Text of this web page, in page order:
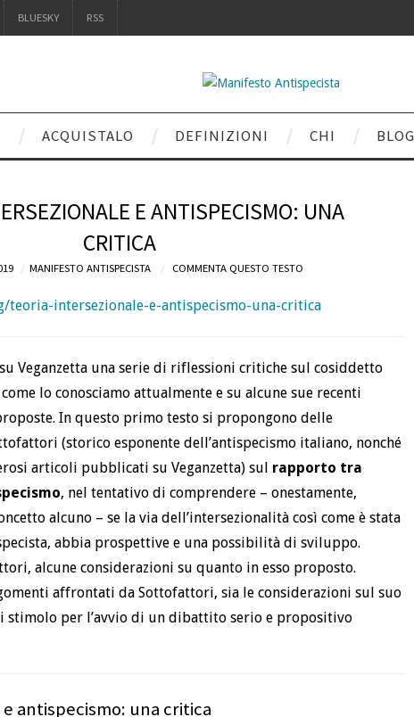
BLUESKY RSS
ACQUISTALO DEFINIZIONI CHI BLOG
E ANTISPECISMO: UNA
CRITICA
MANIFESTO ANTISPECISTA COMMENTA QUESTO TESTO
teoria-intersezionale-e-antispecismo-una-critica
Veganzetta una serie di riflessioni critiche sul cosiddetto
lo conosciamo attualmente e su alcune sue recenti
In questo primo testo si propongono delle
(storico esponente dell’antispecismo italiano, nonché
articoli pubblicati su Veganzetta) sul rapporto tra
, nel tentativo di comprendere – onestamente,
alcuno – se la via dell’intersezionalità così come è stata
abbia prospettive e una possibilità di sviluppo.
alcune considerazioni su quanto in esso proposto.
affrontati da Sottofattori, sia le considerazioni sul suo
stimolo per l’avvio di un dibattito serio e propositivo
antispecismo: una critica